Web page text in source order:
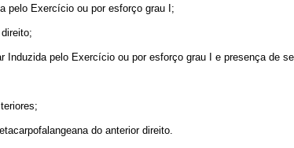
pelo Exercício ou por esforço grau I;
Induzida pelo Exercício ou por esforço grau I e presença de
do anterior direito.